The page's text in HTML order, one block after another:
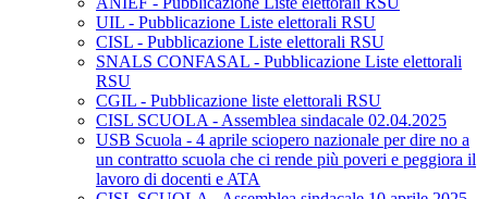
UIL - Pubblicazione Liste elettorali RSU
CISL - Pubblicazione Liste elettorali RSU
SNALS CONFASAL - Pubblicazione Liste elettorali
RSU
CGIL - Pubblicazione liste elettorali RSU
CISL SCUOLA - Assemblea sindacale 02.04.2025
USB Scuola - 4 aprile sciopero nazionale per dire no a
un contratto scuola che ci rende più poveri e peggiora il
lavoro di docenti e ATA